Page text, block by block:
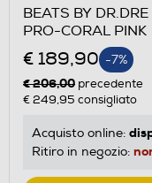
BEATS BY
PRO-CORAL PINK
€ 189,90 -7%
€ 206,00 precedente
€ 249,95 consigliato
Acquisto online:
Ritiro in negozio: